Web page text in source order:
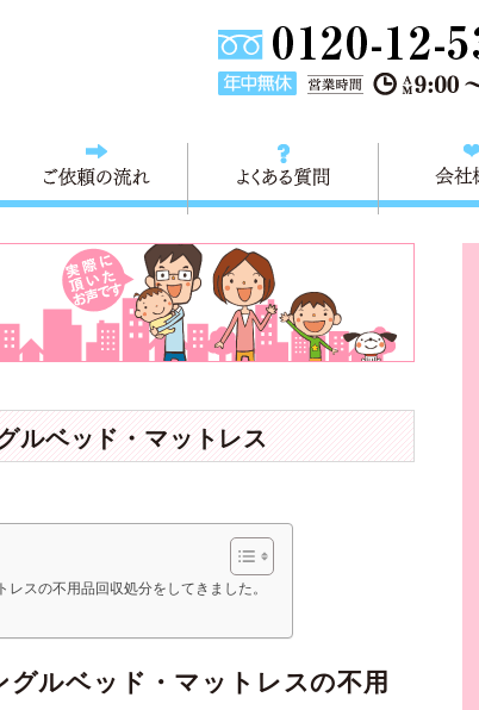
ご依頼の流れ よくある質問
ルベッド・マットレス
スの不用品回収処分をしてきました。
ルベッド・マットレスの不用